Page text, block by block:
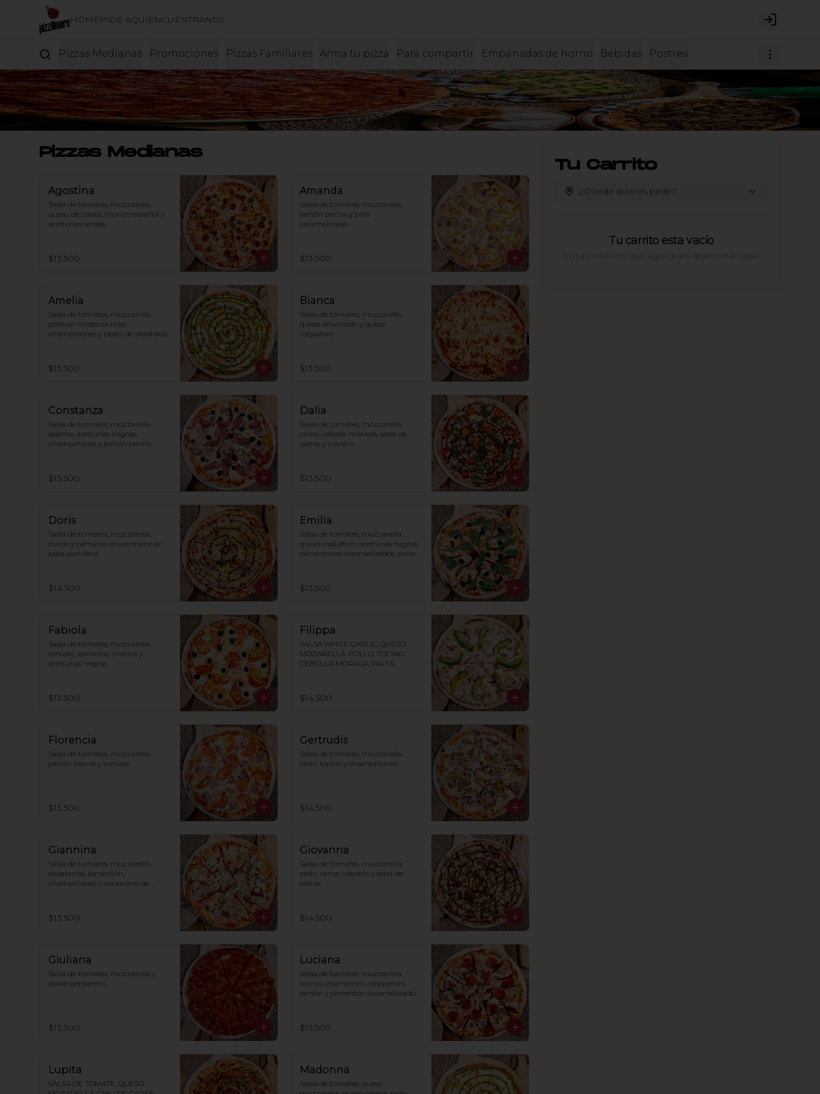
HOMEPIDE AQUÍ ENCUÉNTRANOS Login
Pizzas Medianas Promociones Pizzas Familiares Arma tu pizza Para compartir Empanadas de horno Bebidas Postres
Pizzas Medianas
Agostina
Salsa de tomates, mozzarella,
queso de cabra, chorizo español y
aceitunas verdes.
$13.500
Amanda
Salsa de tomates, mozzarella,
jamón pierna y piña
caramelizada.
$13.500
Amelia
Salsa de tomates, mozzarella,
pollo en mostaza miel,
champiñones y pesto de albahaca.
$13.500
Bianca
Salsa de tomates, mozzarella,
queso ahumado y queso
roquefort.
$13.500
Constanza
Salsa de tomates, mozzarella,
salame, aceitunas negras,
champiñones y jamón pierna.
$13.500
Dalia
Salsa de tomates, mozzarella,
carne, cebolla morada, salsa de
ostras y cilantro.
$13.500
Doris
Salsa de tomates, mozzarella,
pulpo y camarón ecuatoriano en
salsa parrillera.
$14.500
Emilia
Salsa de tomates, mozzarella,
queso roquefort, aceitunas negras,
pimentones caramelizados, pollo y
$13.500
Fabiola
Salsa de tomates, mozzarella,
tomate, palmitos, choclos y
aceitunas negras.
$13.500
Filippa
SALSA WHITE GARLIC, QUESO
MOZARELLA, POLLO, TOCINO,
CEBOLLA MORADA, PALTA
$14.500
Florencia
Salsa de tomates, mozzarella,
jamón pierna y tomate.
$13.500
Gertrudis
Salsa de tomates, mozzarella,
pollo, tocino y champiñones.
$14.500
Giannina
Salsa de tomates, mozzarella,
alcaparras, pimentón,
champiñones y corazones de
$13.500
Giovanna
Salsa de tomates, mozzarella,
pollo, carne, cebollín y salsa de
ostras.
$14.500
Giuliana
Salsa de tomates, mozzarella y
doble pepperoni.
$13.500
Luciana
Salsa de tomates, mozzarella,
tocino, champiñón, pepperoni,
jamón y pimentón caramelizado.
$13.500
Lupita
SALSA DE TOMATE, QUESO
Madonna
Salsa de tomates, queso
Tu Carrito
¿Dónde quieres pedir?
Tu carrito esta vacío
Los productos que agregues aparecerán aquí